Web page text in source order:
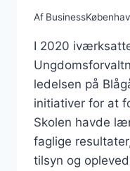
Af
I 2020
ledelsen på
initiativer for at
Skolen havde
faglige
tilsyn og